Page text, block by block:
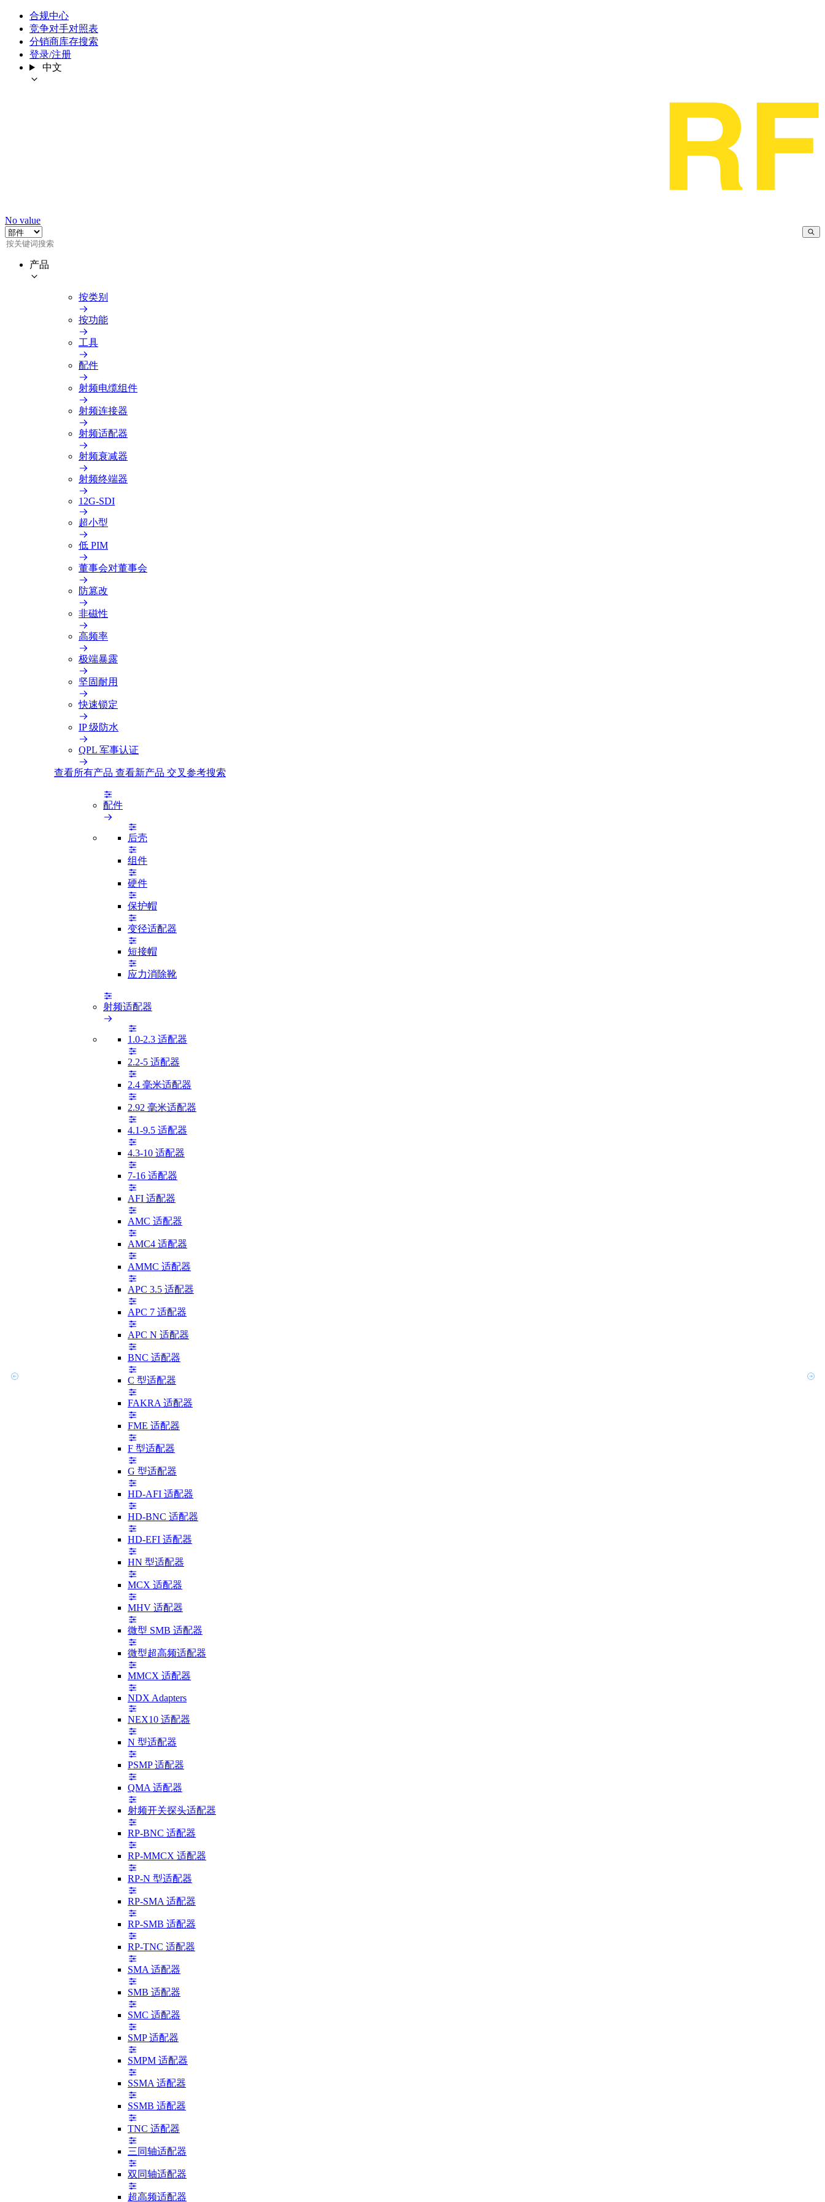
合规中心
竞争对手对照表
分销商库存搜索
登录/注册
中文
No value
产品
按类别
按功能
工具
配件
射频电缆组件
射频连接器
射频适配器
射频衰减器
射频终端器
12G-SDI
超小型
低 PIM
董事会对董事会
防篡改
非磁性
高频率
极端暴露
坚固耐用
快速锁定
IP 级防水
QPL 军事认证
查看所有产品 查看新产品 交叉参考搜索
配件
后壳
组件
硬件
保护帽
变径适配器
短接帽
应力消除靴
射频适配器
1.0-2.3 适配器
2.2-5 适配器
2.4 毫米适配器
2.92 毫米适配器
4.1-9.5 适配器
4.3-10 适配器
7-16 适配器
AFI 适配器
AMC 适配器
AMC4 适配器
AMMC 适配器
APC 3.5 适配器
APC 7 适配器
APC N 适配器
BNC 适配器
C 型适配器
FAKRA 适配器
FME 适配器
F 型适配器
G 型适配器
HD-AFI 适配器
HD-BNC 适配器
HD-EFI 适配器
HN 型适配器
MCX 适配器
MHV 适配器
微型 SMB 适配器
微型超高频适配器
MMCX 适配器
NDX Adapters
NEX10 适配器
N 型适配器
PSMP 适配器
QMA 适配器
射频开关探头适配器
RP-BNC 适配器
RP-MMCX 适配器
RP-N 型适配器
RP-SMA 适配器
RP-SMB 适配器
RP-TNC 适配器
SMA 适配器
SMB 适配器
SMC 适配器
SMP 适配器
SMPM 适配器
SSMA 适配器
SSMB 适配器
TNC 适配器
三同轴适配器
双同轴适配器
超高频适配器